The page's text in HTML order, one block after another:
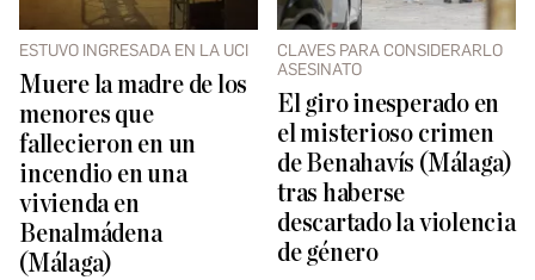
ESTUVO INGRESADA EN LA UCI
Muere la madre de los
menores que
fallecieron en un
incendio en una
vivienda en
Benalmádena
(Málaga)
CLAVES PARA CONSIDERARLO
ASESINATO
El giro inesperado en
el misterioso crimen
de Benahavís (Málaga)
tras haberse
descartado la violencia
de género